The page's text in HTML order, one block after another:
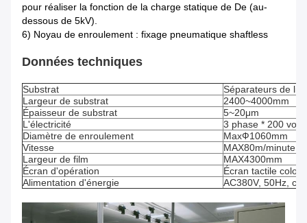
pour réaliser la fonction de la charge statique de De (au-
dessous de 5kV).
6) Noyau de enroulement : fixage pneumatique shaftless
Données techniques
Substrat
Séparateurs de
Largeur de substrat
2400~4000mm
Épaisseur de substrat
5~20μm
L'électricité
3 phase * 200
Diamètre de enroulement
MaxФ1060mm
Vitesse
MAX80m/minute
Largeur de film
MAX4300mm
Écran d'opération
Écran tactile
Alimentation d'énergie
AC380V, 50Hz,